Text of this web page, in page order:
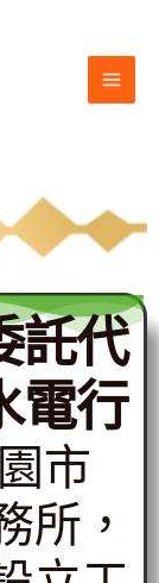
託代
電行
市
所，